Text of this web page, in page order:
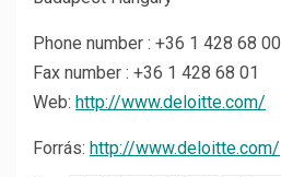
Phone number : +36 1 428 68 00
Fax number : +36 1 428 68 01
Web: http://www.deloitte.com/
Forrás: http://www.deloitte.com/